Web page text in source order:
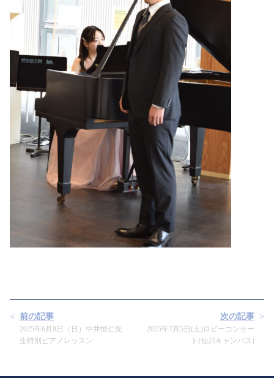
前の記事
2025年6月8日（日）中井恒仁先
生特別ピアノレッスン
次の記事
2025年7月5日(土)ロビーコンサー
ト(仙川キャンパス)